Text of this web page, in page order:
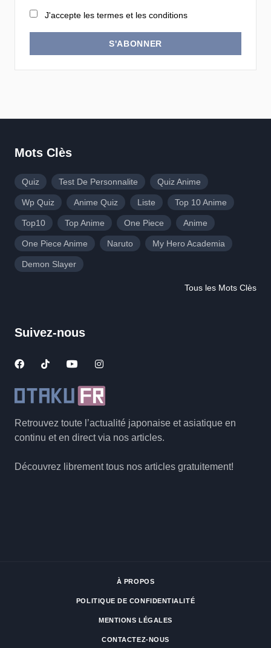
J'accepte les termes et les conditions
S'ABONNER
Retrouvez toute l’actualité japonaise et asiatique en
continu et en direct via nos articles.
Découvrez librement tous nos articles gratuitement!
Mots Clès
Quiz Test De Personnalite Quiz Anime
Wp Quiz Anime Quiz Liste Top 10 Anime
Top10 Top Anime One Piece Anime
One Piece Anime Naruto My Hero Academia
Demon Slayer
Tous les Mots Clès
Suivez-nous
À PROPOS
POLITIQUE DE CONFIDENTIALITÉ
MENTIONS LÉGALES
CONTACTEZ-NOUS